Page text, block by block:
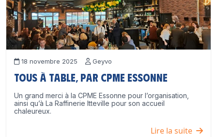
18 novembre 2025 Geyvo
Tous à table, par CPME Essonne
Un grand merci à la CPME Essonne pour l’organisation,
ainsi qu’à La Raffinerie Itteville pour son accueil
chaleureux.
Lire la suite